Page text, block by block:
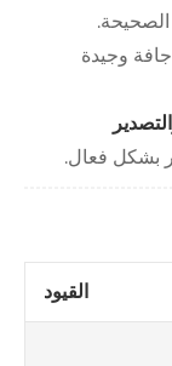
وجيدة
بشكل فعال.
القيود